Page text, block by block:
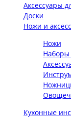
Аксессуары
Доски
Ножи и
Ножи
Кухонные